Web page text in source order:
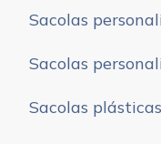
Sacolas
Sacolas
Sacolas plásticas